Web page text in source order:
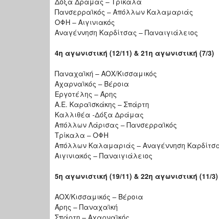
Πανσερραϊκός – Απόλλων Καλαμαριάς
ΟΦΗ – Αιγινιακός
Αναγέννηση Καρδίτσας – Παναιγιάλειος
4η αγωνιστική (12/11) & 21η αγωνιστική (7/3)
Παναχαϊκή – ΑΟΧ/Κισσαμικός
Αχαρναϊκός – Βέροια
Εργοτέλης – Άρης
Α.Ε. Καραϊσκάκης – Σπάρτη
Καλλιθέα -Δόξα Δράμας
Απόλλων Λάρισας – Πανσερραϊκός
Τρίκαλα – ΟΦΗ
Απόλλων Καλαμαριάς – Αναγέννηση
Αιγινιακός – Παναιγιάλειος
5η αγωνιστική (19/11) & 22η αγωνιστική (11/3)
ΑΟΧ/Κισσαμικός – Βέροια
Άρης – Παναχαϊκή